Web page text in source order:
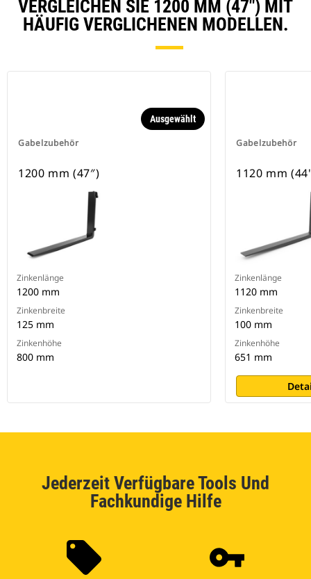
VERGLEICHEN SIE 1200 MM (47″) MIT
HÄUFIG VERGLICHENEN MODELLEN.
Gabelzubehör
Ausgewählt
1200 mm (47″)
Zinkenlänge
1200 mm
Zinkenbreite
125 mm
Zinkenhöhe
800 mm
Gabelzubehör
1120 mm
Zinkenlänge
1120 mm
Zinkenbreite
100 mm
Zinkenhöhe
651 mm
Jederzeit Verfügbare Tools Und
Fachkundige Hilfe